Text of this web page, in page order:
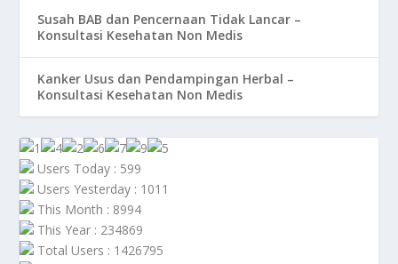
Susah BAB dan Pencernaan Tidak Lancar –
Konsultasi Kesehatan Non Medis
Kanker Usus dan Pendampingan Herbal –
Konsultasi Kesehatan Non Medis
Users Today : 599
Users Yesterday : 1011
This Month : 8994
This Year : 234869
Total Users : 1426795